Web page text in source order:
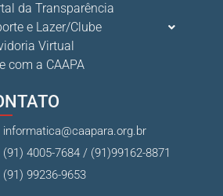
mental é tão importante quanto s...
da Transparência
e Lazer/Clube
Virtual
com a CAAPA
informatica@caapara.org.br
(91) 4005-7684 / (91)99162-8871
(91) 99236-9653